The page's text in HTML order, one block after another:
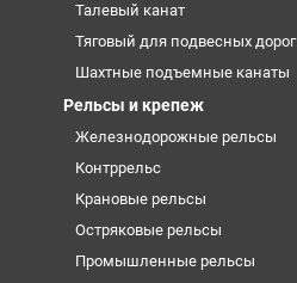
Талевый канат
Тяговый для подвесных дорог
Шахтные подъемные канаты
Рельсы и крепеж
Железнодорожные рельсы
Контррельс
Крановые рельсы
Остряковые рельсы
Промышленные рельсы